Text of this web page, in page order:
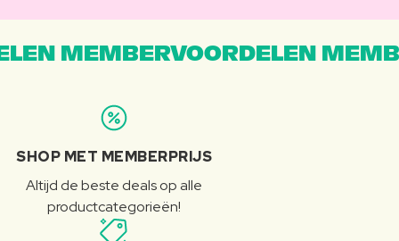
MEMBERVOORDELEN
SHOP MET MEMBERPRIJS
Altijd de beste deals op alle
productcategorieën!